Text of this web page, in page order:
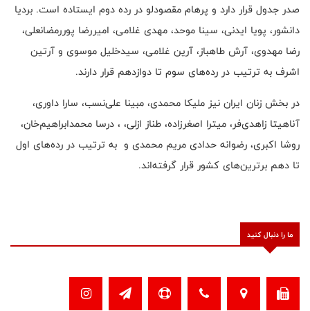
صدر جدول قرار دارد و پرهام مقصودلو در رده دوم ایستاده است. بردیا
دانشور، پویا ایدنی، سینا موحد، مهدی غلامی، امیررضا پوررمضانعلی،
رضا مهدوی، آرش طاهباز، آرین غلامی، سیدخلیل موسوی و آرتین
اشرف به ترتیب در رده‌های سوم تا دوازدهم قرار دارند.
در بخش زنان ایران نیز ملیکا محمدی، مبینا علی‌نسب، سارا داوری،
آناهیتا زاهدی‌فر، میترا اصغرزاده، طناز ازلی، ، درسا محمدابراهیم‌خان،
روشا اکبری، رضوانه حدادی مریم محمدی و به ترتیب در رده‌های اول
تا دهم برترین‌های کشور قرار گرفته‌اند.
ما را دنبال کنید